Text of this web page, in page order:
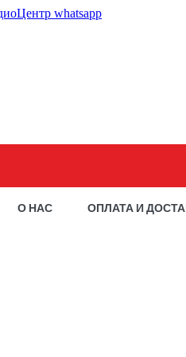
О НАС ОПЛАТА И